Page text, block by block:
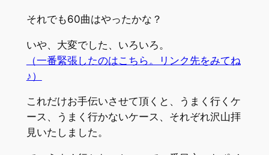
それでも60曲はやったかな？
いや、大変でした、いろいろ。
（一番緊張したのはこちら。リンク先をみてね
♪）
これだけお手伝いさせて頂くと、うまく行くケ
ース、うまく行かないケース、それぞれ沢山拝
見いたしました。